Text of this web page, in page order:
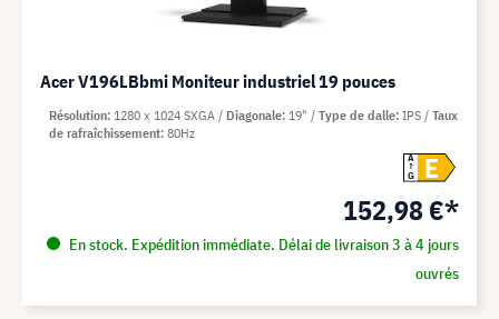
Acer V196LBbmi Moniteur industriel 19 pouces
A
G
E
152,98 €*
En stock. Expédition immédiate. Délai de livraison 3 à 4 jours
ouvrés
Résolution 1280 x 1024 SXGA Diagonale 19" Type de dalle IPS
Taux
de rafraîchissement 80Hz